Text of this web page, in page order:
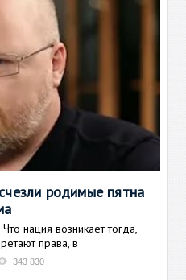
родимые пятна
нация возникает тогда,
права, в
343 830